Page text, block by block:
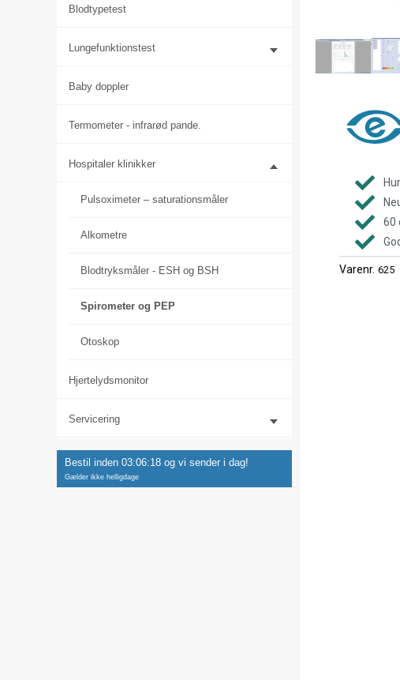
Blodtypetest
Lungefunktionstest
Baby doppler
Termometer - infrarød pande.
Hospitaler klinikker
Pulsoximeter – saturationsmåler
Alkometre
Blodtryksmåler - ESH og BSH
Spirometer og PEP
Otoskop
Hjertelydsmonitor
Servicering
Bestil inden 03:06:17 og vi sender i dag!
Gælder ikke helligdage
60
Varenr. 625